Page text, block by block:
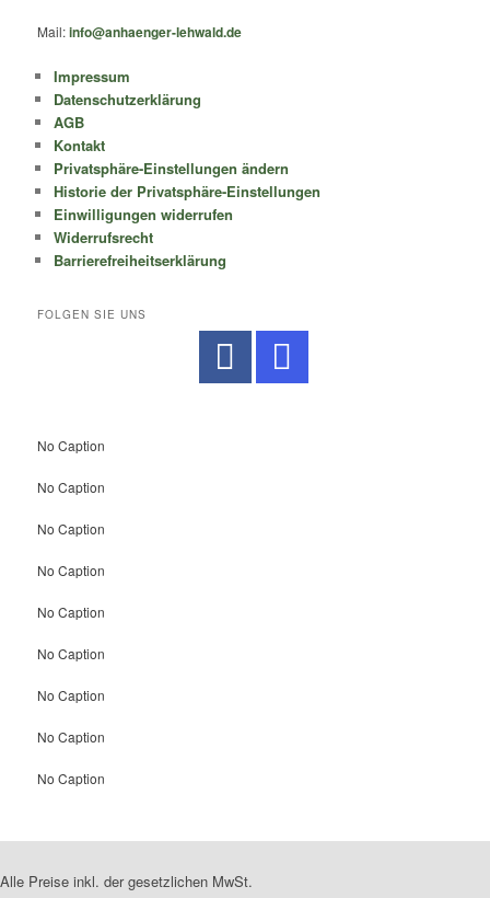
Mail:info@anhaenger-lehwald.de
Impressum
Datenschutzerklärung
AGB
Kontakt
Privatsphäre-Einstellungen ändern
Historie der Privatsphäre-Einstellungen
Einwilligungen widerrufen
Widerrufsrecht
Barrierefreiheitserklärung
FOLGEN SIE UNS
No Caption
No Caption
No Caption
No Caption
No Caption
No Caption
No Caption
No Caption
No Caption
Alle Preise inkl. der gesetzlichen MwSt.